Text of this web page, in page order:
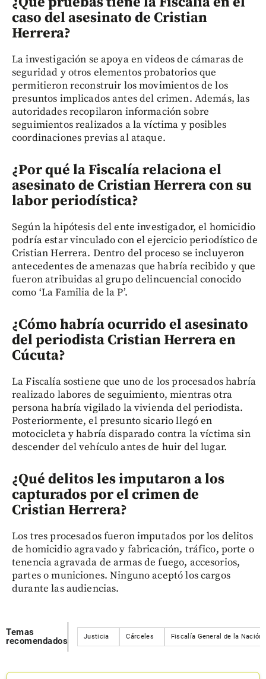
caso del asesinato de Cristian
Herrera?
La investigación se apoya en videos de cámaras de
seguridad y otros elementos probatorios que
permitieron reconstruir los movimientos de los
presuntos implicados antes del crimen. Además, las
autoridades recopilaron información sobre
seguimientos realizados a la víctima y posibles
coordinaciones previas al ataque.
¿Por qué la Fiscalía relaciona el
asesinato de Cristian Herrera con su
labor periodística?
Según la hipótesis del ente investigador, el homicidio
podría estar vinculado con el ejercicio periodístico de
Cristian Herrera. Dentro del proceso se incluyeron
antecedentes de amenazas que habría recibido y que
fueron atribuidas al grupo delincuencial conocido
como ‘La Familia de la P’.
¿Cómo habría ocurrido el asesinato
del periodista Cristian Herrera en
Cúcuta?
La Fiscalía sostiene que uno de los procesados habría
realizado labores de seguimiento, mientras otra
persona habría vigilado la vivienda del periodista.
Posteriormente, el presunto sicario llegó en
motocicleta y habría disparado contra la víctima sin
descender del vehículo antes de huir del lugar.
¿Qué delitos les imputaron a los
capturados por el crimen de
Cristian Herrera?
Los tres procesados fueron imputados por los delitos
de homicidio agravado y fabricación, tráfico, porte o
tenencia agravada de armas de fuego, accesorios,
partes o municiones. Ninguno aceptó los cargos
durante las audiencias.
Temas
recomendados
Justicia Cárceles Fiscalía General de la Nación